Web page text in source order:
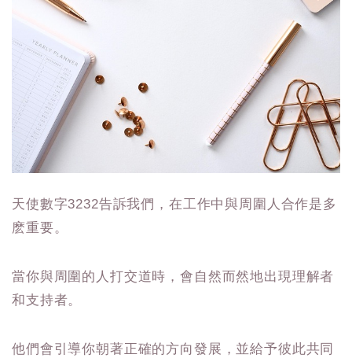
天使數字3232告訴我們，在工作中與周圍人合作是多
麽重要。
當你與周圍的人打交道時，會自然而然地出現理解者
和支持者。
他們會引導你朝著正確的方向發展，並給予彼此共同